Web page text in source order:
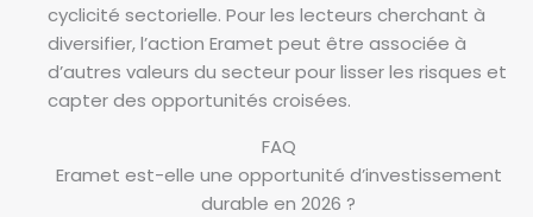
cyclicité sectorielle. Pour les lecteurs cherchant à
diversifier, l’action Eramet peut être associée à
d’autres valeurs du secteur pour lisser les risques et
capter des opportunités croisées.
FAQ
Eramet est-elle une opportunité d’investissement
durable en 2026 ?